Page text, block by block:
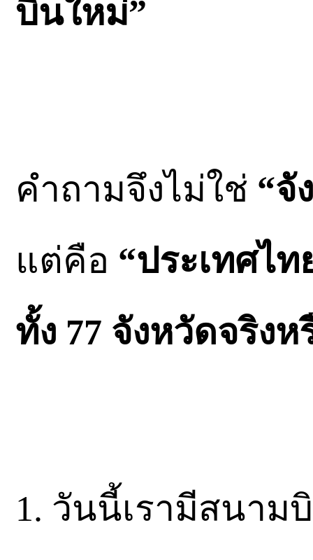
บินใหม่”
คำถามจึงไม่ใช่ “จั
แต่คือ “ประเทศไ
ทั้ง 77 จังหวัดจริงห
1. วันนี้เรามีสนาม